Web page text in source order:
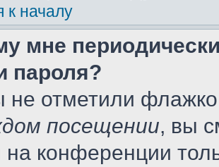
к началу
мне
пароля?
не отметили
посещении, вы
конференции